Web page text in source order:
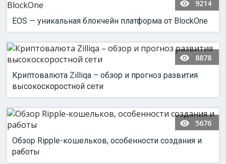
9214
EOS — уникальная блокчейн платформа от BlockOne
8878
Криптовалюта Zilliqa – обзор и прогноз развития
высокоскоростной сети
5676
Обзор Ripple-кошельков, особенности создания и
работы